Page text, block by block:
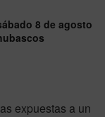
8 de agosto
expuestas a un